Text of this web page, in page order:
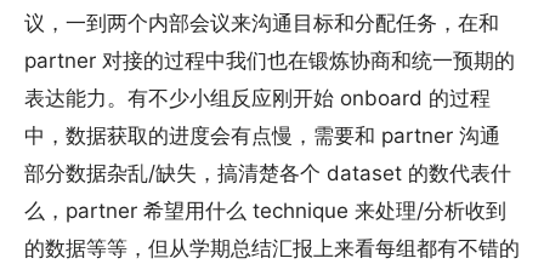
议，一到两个内部会议来沟通目标和分配任务，在和
partner 对接的过程中我们也在锻炼协商和统一预期的
表达能力。有不少小组反应刚开始 onboard 的过程
中，数据获取的进度会有点慢，需要和 partner 沟通
部分数据杂乱/缺失，搞清楚各个 dataset 的数代表什
么，partner 希望用什么 technique 来处理/分析收到
的数据等等，但从学期总结汇报上来看每组都有不错的